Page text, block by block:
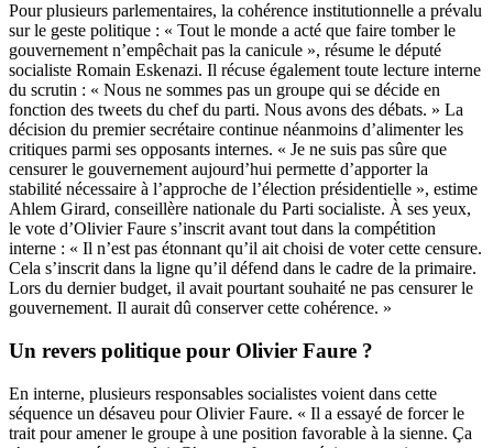
Pour plusieurs parlementaires, la cohérence institutionnelle a prévalu
sur le geste politique : « Tout le monde a acté que faire tomber le
gouvernement n’empêchait pas la canicule », résume le député
socialiste Romain Eskenazi. Il récuse également toute lecture interne
du scrutin : « Nous ne sommes pas un groupe qui se décide en
fonction des tweets du chef du parti. Nous avons des débats. » La
décision du premier secrétaire continue néanmoins d’alimenter les
critiques parmi ses opposants internes. « Je ne suis pas sûre que
censurer le gouvernement aujourd’hui permette d’apporter la
stabilité nécessaire à l’approche de l’élection présidentielle », estime
Ahlem Girard, conseillère nationale du Parti socialiste. À ses yeux,
le vote d’Olivier Faure s’inscrit avant tout dans la compétition
interne : « Il n’est pas étonnant qu’il ait choisi de voter cette censure.
Cela s’inscrit dans la ligne qu’il défend dans le cadre de la primaire.
Lors du dernier budget, il avait pourtant souhaité ne pas censurer le
gouvernement. Il aurait dû conserver cette cohérence. »
Un revers politique pour Olivier Faure ?
En interne, plusieurs responsables socialistes voient dans cette
séquence un désaveu pour Olivier Faure. « Il a essayé de forcer le
trait pour amener le groupe à une position favorable à la sienne. Ça